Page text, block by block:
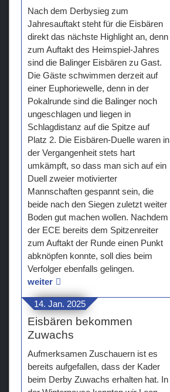
Nach dem Derbysieg zum
Jahresauftakt steht für die Eisbären
direkt das nächste Highlight an, denn
zum Auftakt des Heimspiel-Jahres
sind die Balinger Eisbären zu Gast.
Die Gäste schwimmen derzeit auf
einer Euphoriewelle, denn in der
Pokalrunde sind die Balinger noch
ungeschlagen und liegen in
Schlagdistanz auf die Spitze auf
Platz 2. Die Eisbären-Duelle waren in
der Vergangenheit stets hart
umkämpft, so dass man sich auf ein
Duell zweier motivierter
Mannschaften gespannt sein, die
beide nach den Siegen zuletzt weiter
Boden gut machen wollen. Nachdem
der ECE bereits dem Spitzenreiter
zum Auftakt der Runde einen Punkt
abknöpfen konnte, soll dies beim
Verfolger ebenfalls gelingen.
weiter
14. Jan. 2025
Eisbären bekommen
Zuwachs
Aufmerksamen Zuschauern ist es
bereits aufgefallen, dass der Kader
beim Derby Zuwachs erhalten hat. In